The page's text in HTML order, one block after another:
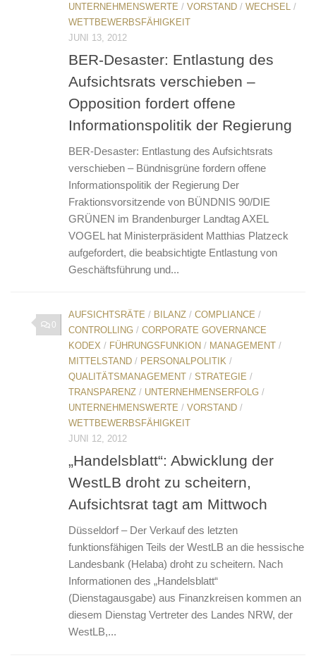
UNTERNEHMENSWERTE / VORSTAND / WECHSEL /
WETTBEWERBSFÄHIGKEIT
JUNI 13, 2012
BER-Desaster: Entlastung des
Aufsichtsrats verschieben –
Opposition fordert offene
Informationspolitik der Regierung
BER-Desaster: Entlastung des Aufsichtsrats
verschieben – Bündnisgrüne fordern offene
Informationspolitik der Regierung Der
Fraktionsvorsitzende von BÜNDNIS 90/DIE
GRÜNEN im Brandenburger Landtag AXEL
VOGEL hat Ministerpräsident Matthias Platzeck
aufgefordert, die beabsichtigte Entlastung von
Geschäftsführung und...
0
AUFSICHTSRÄTE / BILANZ / COMPLIANCE /
CONTROLLING / CORPORATE GOVERNANCE
KODEX / FÜHRUNGSFUNKION / MANAGEMENT /
MITTELSTAND / PERSONALPOLITIK /
QUALITÄTSMANAGEMENT / STRATEGIE /
TRANSPARENZ / UNTERNEHMENSERFOLG /
UNTERNEHMENSWERTE / VORSTAND /
WETTBEWERBSFÄHIGKEIT
JUNI 12, 2012
„Handelsblatt“: Abwicklung der
WestLB droht zu scheitern,
Aufsichtsrat tagt am Mittwoch
Düsseldorf – Der Verkauf des letzten
funktionsfähigen Teils der WestLB an die hessische
Landesbank (Helaba) droht zu scheitern. Nach
Informationen des „Handelsblatt“
(Dienstagausgabe) aus Finanzkreisen kommen an
diesem Dienstag Vertreter des Landes NRW, der
WestLB,...